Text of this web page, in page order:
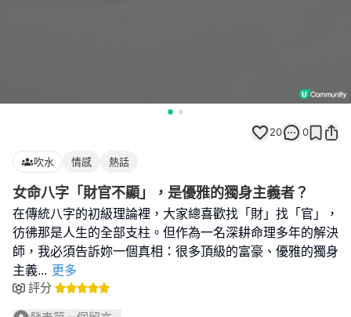
20 0
吹水 情感 熱話
女命八字「財官不顯」，是優雅的獨身主義者？
在傳統八字的初級理論裡，大家總喜歡找「財」找「官」，
彷彿那是人生的全部支柱。但作為一名深耕命理多年的解決
師，我必須告訴妳一個真相：很多頂級的富豪、優雅的獨身
主義... 更多
評分